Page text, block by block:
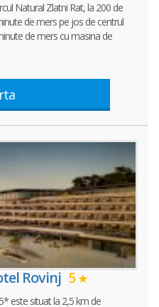
Natural Zlatni Rat, la 200 de
de mers pe jos de centrul
de mers cu masina de
Rovinj 5
este situat la 2,5 km de